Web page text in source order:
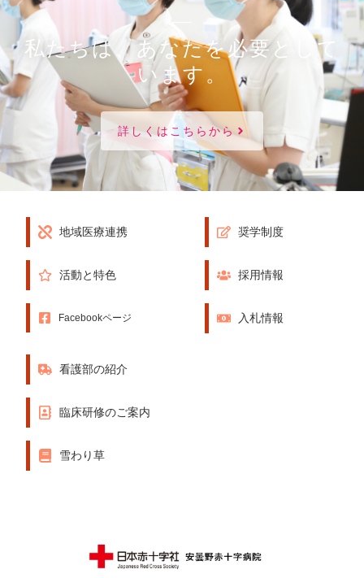
私たちは、あなたを必要として
います。
詳しくはこちらから
地域医療連携
活動と特色
Facebookページ
奨学制度
採用情報
入札情報
看護部の紹介
臨床研修のご案内
雪わり草